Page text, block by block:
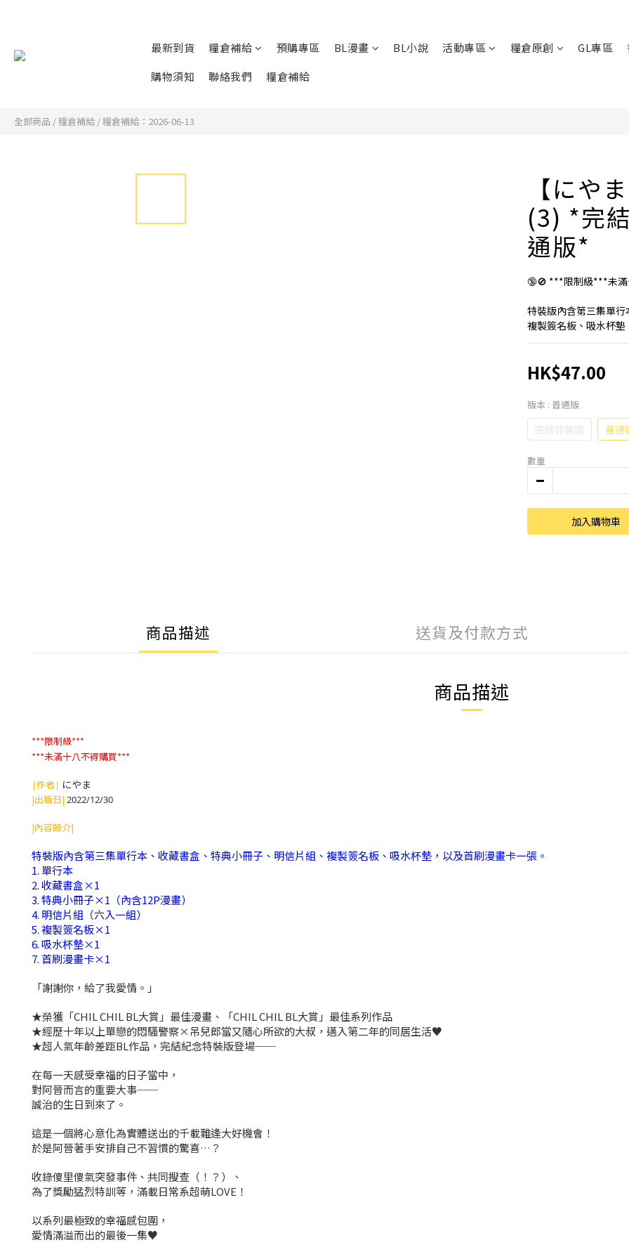
最新到貨 糧倉補給 預購專區 BL漫畫 BL小說 活動專區 糧倉原創 GL專區
購物須知
聯絡我們 糧倉補給
全部商品 /糧倉補給 /糧倉補給：2026-06-13
【にや
(3) *完
通版*
🔞🚫 ***限制級***未
特裝版內含第三集單
複製簽名板、吸水杯
HK$47.00
版本 : 普通版
完結特裝版 普通
數量
加入購物車
商品描述 送貨及付款方式
商品描述
***限制級***
***未滿十八不得購買***
|作者| にやま
|出版日| 2022/12/30
|內容簡介|
特裝版內含第三集單行本、收藏書盒、特典小冊子、明信片組、複製簽名板、吸水杯墊，以及首刷漫畫卡一張。
1. 單行本
2. 收藏書盒×1
3. 特典小冊子×1（內含12P漫畫）
4. 明信片組（六入一組）
5. 複製簽名板×1
6. 吸水杯墊×1
7. 首刷漫畫卡×1
「謝謝你，給了我愛情。」
★榮獲「CHIL CHIL BL大賞」最佳漫畫、「CHIL CHIL BL大賞」最佳系列作品
★經歷十年以上單戀的悶騷警察×吊兒郎當又隨心所欲的大叔，邁入第二年的同居生活♥
★超人氣年齡差距BL作品，完結紀念特裝版登場──
在每一天感受幸福的日子當中，
對阿晉而言的重要大事──
誠治的生日到來了。
這是一個將心意化為實體送出的千載難逢大好機會！
於是阿晉著手安排自己不習慣的驚喜…？
收錄傻里傻氣突發事件、共同搜查（！？）、
為了獎勵猛烈特訓等，滿載日常系超萌LOVE！
以系列最極致的幸福感包圍，
愛情滿溢而出的最後一集♥